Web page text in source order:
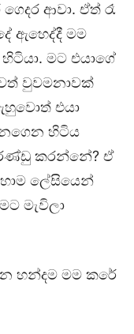
ආවා. ඒත් රෑ
ඇහෙද්දී මම
මට එයාගේ
වුවමනාවක්
එයා
හිටිය
කරන්නේ? ඒ
ලේසියෙන්
මැවිලා
හන්දම මම කරේ